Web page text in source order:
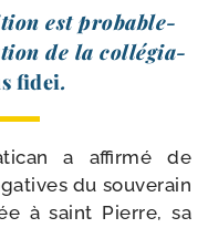
est pro­ba­ble­
de la col­lé­gia­
fidei.
a affir­mé de
du sou­ve­rain
à saint Pierre, sa